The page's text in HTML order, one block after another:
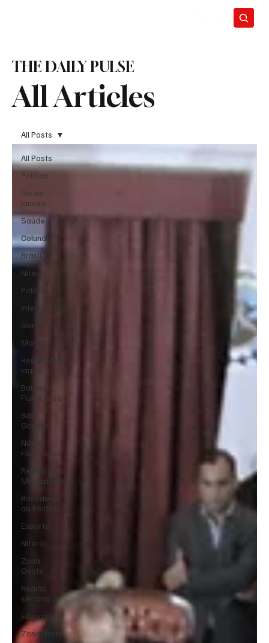
All Articles
THE DAILY PULSE
All Posts
Política
Rio de
Janeiro
Saúde
Colunas
Brasil
Niterói
Polícia
Internacional
Geral
Maricá
Região dos
lagos
Baixada
Fluminense
São
Gonçalo
Norte
Fluminense
Região
Metropolitana
Bastidores
da Política
Esporte
Niterói
Zona
Oeste
Região
serrana
Economia
Zona Norte
All Posts